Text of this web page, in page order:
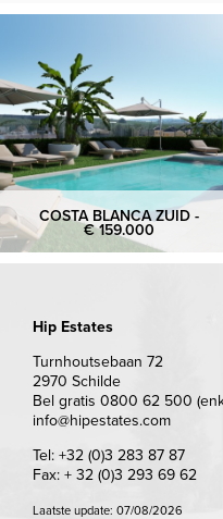
COSTA BLANCA ZUID -
€ 159.000
Hip Estates
Turnhoutsebaan 72
2970 Schilde
Bel gratis 0800 62 500
info@hipestates.com
Tel: +32 (0)3 283 87 87
Fax: + 32 (0)3 293 69 62
Laatste update: 07/08/2026